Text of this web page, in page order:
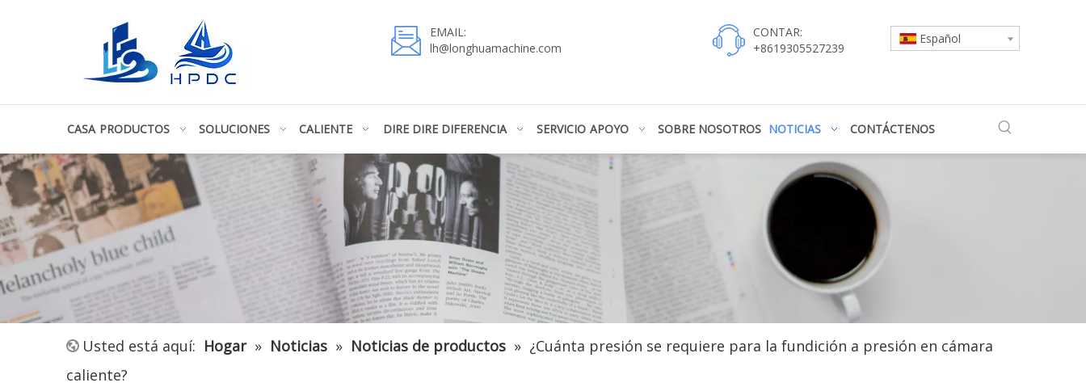
EMAIL:
lh@longhuamachine.com
CONTAR:
+8619305527239
Español
CASA PRODUCTOS SOLUCIONES CALIENTE DIRE DIRE DIFERENCIA SERVICIO APOYO SOBRE NOSOTROS NOTICIAS CONTÁCTENOS
Usted está aquí: Hogar » Noticias » Noticias de productos » ¿Cuánta presión se requiere para la fundición a presión en cámara
caliente?